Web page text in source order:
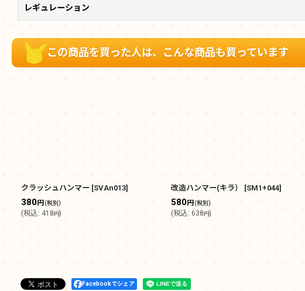
レギュレーション
この商品を買った人は、こんな商品も買っています
クラッシュハンマー [SVAn013]
380円(税別)
(税込: 418円)
改造ハンマー(キラ） [SM1+044]
580円 (税別)
(税込: 638円)
Facebookでシェア